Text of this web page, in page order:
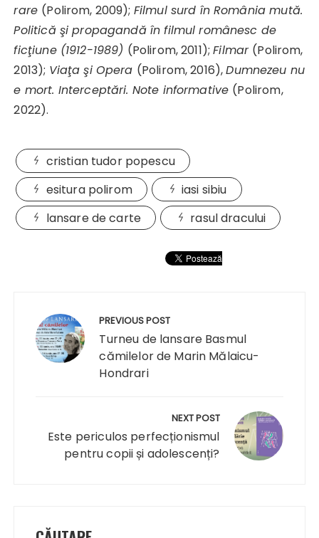
rare (Polirom, 2009); Filmul surd în România mută.
Politică şi propagandă în filmul românesc de
ficţiune (1912-1989) (Polirom, 2011);Filmar (Polirom,
2013); Viaţa şi Opera (Polirom, 2016),Dumnezeu nu
e mort. Interceptări. Note informative (Polirom,
2022).
cristian tudor popescu
esitura polirom
iasi sibiu
lansare de carte
rasul dracului
articole
PREVIOUS POST
Turneu de lansare Basmul
cămilelor de Marin Mălaicu-
Hondrari
NEXT POST
Este periculos perfecționismul
pentru copii și adolescenți?